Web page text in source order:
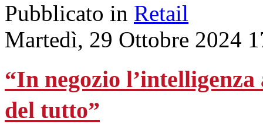
Pubblicato in Retail
Martedì, 29 Ottobre 2024
“In negozio
del tutto”